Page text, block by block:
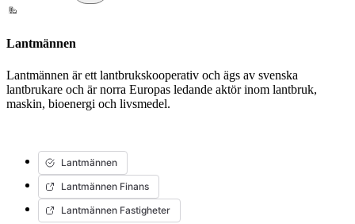
Lantmännen
Lantmännen är ett lantbrukskooperativ och ägs av svenska
lantbrukare och är norra Europas ledande aktör inom lantbruk,
maskin, bioenergi och livsmedel.
Lantmännen
Lantmännen Finans
Lantmännen Fastigheter